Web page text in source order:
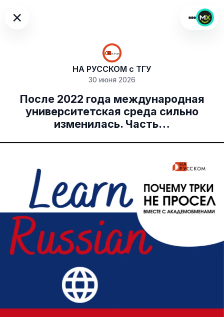
×
НА РУССКОМ с ТГУ
30 июня 2026
После 2022 года международная
университетская среда сильно
изменилась. Часть…